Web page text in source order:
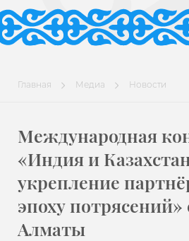
Главная Медиа Новости
Международная
«Индия и
укрепление
эпоху потрясений»
Алматы